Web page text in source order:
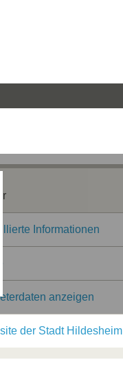
Informationen
anzeigen
der Stadt Hildesheim